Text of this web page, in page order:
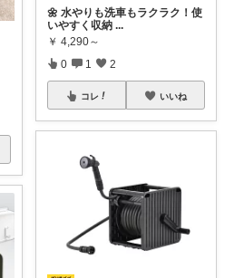
🌼 水やりも洗車もラクラク！使
いやすく収納 ...
￥ 4,290～
0 1 2
コレ いいね